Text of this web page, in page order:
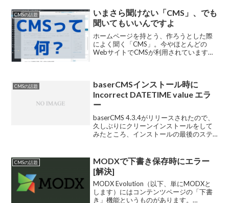
HTML/CSS/JavaS...
CMSの話題
いまさら聞けない「CMS」、でも
聞いてもいいんですよ
ホームページを持とう、作ろうとした際
によく聞く「CMS」。今やほとんどの
WebサイトでCMSが利用されています。
今回はそんな方に向けてCMS利用歴10年
以上のボクが改めてCMSのことをご紹介
CMSの話題
baserCMSインストール時に
Incorrect DATETIME value エラ
ー
baserCMS 4.3.4がリリースされたので、
久しぶりにクリーンインストールをして
みたところ、インストールの最後のステ
リ/app/tmp/logs/error.log)を見てみる...
CMSの話題
MODXで下書き保存時にエラー
[解決]
MODX Evolution（以下、単にMODXと
します）にはコンテンツページの「下書
き」機能というものがあります。